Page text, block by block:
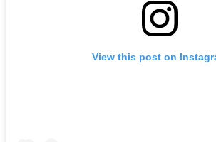
View this post on